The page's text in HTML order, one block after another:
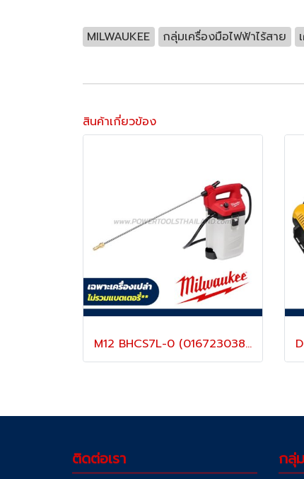
MILWAUKEE กลุ่มเครื่องมือไฟฟ้าไร้สาย
สินค้าเกี่ยวข้อง
M12 BHCS7L-0 (016723038) เครื่องพ่นยาไร้สายขนาด 7 ลิตร 12V (เครื่องเปล่า) MILWAUKEE (มิลวอคกี้)
ติดต่อเรา กลุ่